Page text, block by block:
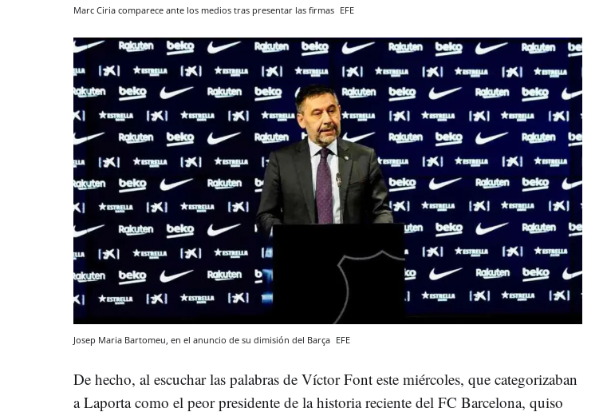
Marc Ciria comparece ante los medios tras presentar las firmas EFE
Josep Maria Bartomeu, en el anuncio de su dimisión del Barça EFE
De hecho, al escuchar las palabras de Víctor Font este miércoles, que categorizaban
a Laporta como el peor presidente de la historia reciente del FC Barcelona, quiso